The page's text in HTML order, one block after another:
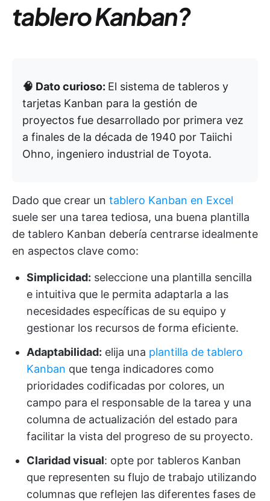
tablero Kanban?
🧠 Dato curioso: El sistema de tableros y
tarjetas Kanban para la gestión de
proyectos fue desarrollado por primera vez
a finales de la década de 1940 por Taiichi
Ohno, ingeniero industrial de Toyota.
Dado que crear un tablero Kanban en Excel
suele ser una tarea tediosa, una buena plantilla
de tablero Kanban debería centrarse idealmente
en aspectos clave como:
Simplicidad: seleccione una plantilla sencilla
e intuitiva que le permita adaptarla a las
necesidades específicas de su equipo y
gestionar los recursos de forma eficiente.
Adaptabilidad: elija una plantilla de tablero
Kanban que tenga indicadores como
prioridades codificadas por colores, un
campo para el responsable de la tarea y una
columna de actualización del estado para
facilitar la vista del progreso de su proyecto.
Claridad visual: opte por tableros Kanban
que representen su flujo de trabajo utilizando
columnas que reflejen las diferentes fases de